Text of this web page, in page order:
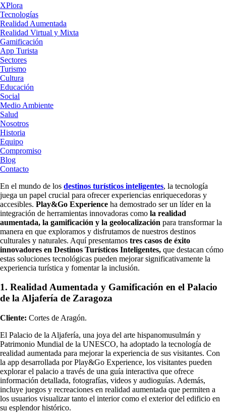
XPlora
Tecnologías
Realidad Aumentada
Realidad Virtual y Mixta
Gamificación
App Turista
Sectores
Turismo
Cultura
Educación
Social
Medio Ambiente
Salud
Nosotros
Historia
Equipo
Compromiso
Blog
Contacto
En el mundo de los destinos turísticos inteligentes, la tecnología
juega un papel crucial para ofrecer experiencias enriquecedoras y
accesibles. Play&Go Experience ha demostrado ser un líder en la
integración de herramientas innovadoras como la realidad
aumentada, la gamificación y la geolocalización para transformar la
manera en que exploramos y disfrutamos de nuestros destinos
culturales y naturales. Aquí presentamos tres casos de éxito
innovadores en Destinos Turísticos Inteligentes, que destacan cómo
estas soluciones tecnológicas pueden mejorar significativamente la
experiencia turística y fomentar la inclusión.
1. Realidad Aumentada y Gamificación en el Palacio
de la Aljafería de Zaragoza
Cliente: Cortes de Aragón.
El Palacio de la Aljafería, una joya del arte hispanomusulmán y
Patrimonio Mundial de la UNESCO, ha adoptado la tecnología de
realidad aumentada para mejorar la experiencia de sus visitantes. Con
la app desarrollada por Play&Go Experience, los visitantes pueden
explorar el palacio a través de una guía interactiva que ofrece
información detallada, fotografías, videos y audioguías. Además,
incluye juegos y recreaciones en realidad aumentada que permiten a
los usuarios visualizar tanto el interior como el exterior del edificio en
su esplendor histórico.